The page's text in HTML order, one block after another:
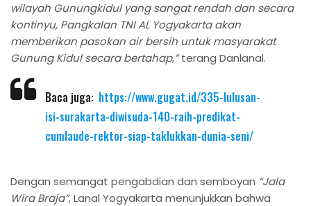
wilayah Gunungkidul yang sangat rendah dan secara
kontinyu, Pangkalan TNI AL Yogyakarta akan
memberikan pasokan air bersih untuk masyarakat
Gunung Kidul secara bertahap,”terang Danlanal.
Baca juga: https://www.gugat.id/335-lulusan-
isi-surakarta-diwisuda-140-raih-predikat-
cumlaude-rektor-siap-taklukkan-dunia-seni/
Dengan semangat pengabdian dan semboyan “Jala
Wira Braja”, Lanal Yogyakarta menunjukkan bahwa